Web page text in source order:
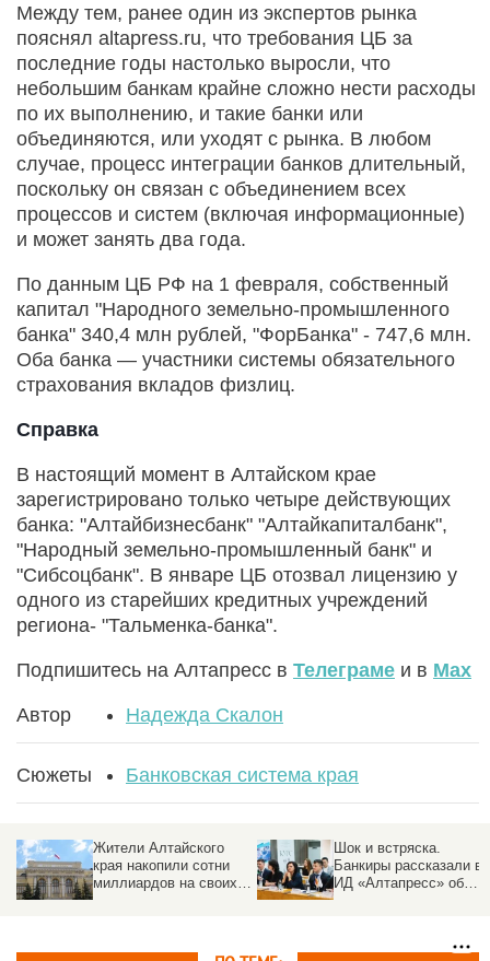
Между тем, ранее один из экспертов рынка
пояснял altapress.ru, что требования ЦБ за
последние годы настолько выросли, что
небольшим банкам крайне сложно нести расходы
по их выполнению, и такие банки или
объединяются, или уходят с рынка. В любом
случае, процесс интеграции банков длительный,
поскольку он связан с объединением всех
процессов и систем (включая информационные)
и может занять два года.
По данным ЦБ РФ на 1 февраля, собственный
капитал "Народного земельно-промышленного
банка" 340,4 млн рублей, "ФорБанка" - 747,6 млн.
Оба банка — участники системы обязательного
страхования вкладов физлиц.
Справка
В настоящий момент в Алтайском крае
зарегистрировано только четыре действующих
банка: "Алтайбизнесбанк" "Алтайкапиталбанк",
"Народный земельно-промышленный банк" и
"Сибсоцбанк". В январе ЦБ отозвал лицензию у
одного из старейших кредитных учреждений
региона- "Тальменка-банка".
Подпишитесь на Алтапресс в Телеграме и в Max
Автор Надежда Скалон
Сюжеты Банковская система края
Жители Алтайского
края накопили сотни
миллиардов на своих
Шок и встряска.
Банкиры рассказали в
ИД «Алтапресс» об